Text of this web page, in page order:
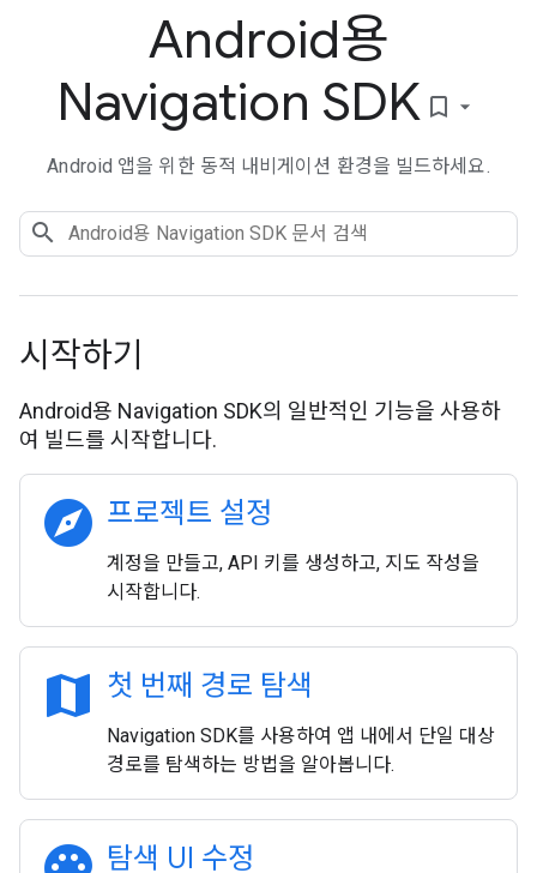
Android용
Navigation SDK bookmark_border
Android 앱을 위한 동적 내비게이션 환경을 빌드하세요.
시작하기
Android용 Navigation SDK의 일반적인 기능을 사용하
여 빌드를 시작합니다.
explore 프로젝트 설정
계정을 만들고, API 키를 생성하고, 지도 작성을
시작합니다.
map 첫 번째 경로 탐색
Navigation SDK를 사용하여 앱 내에서 단일 대상
경로를 탐색하는 방법을 알아봅니다.
탐색 UI 수정